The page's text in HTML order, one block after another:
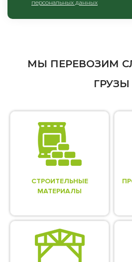
персональных данных
МЫ ПЕРЕВОЗИМ
ГРУЗЫ
СТРОИТЕЛЬНЫЕ
МАТЕРИАЛЫ